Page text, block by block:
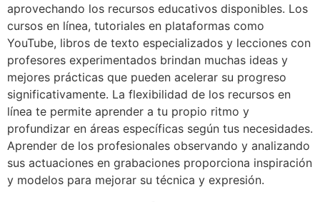
aprovechando los recursos educativos disponibles. Los
cursos en línea, tutoriales en plataformas como
YouTube, libros de texto especializados y lecciones con
profesores experimentados brindan muchas ideas y
mejores prácticas que pueden acelerar su progreso
significativamente. La flexibilidad de los recursos en
línea te permite aprender a tu propio ritmo y
profundizar en áreas específicas según tus necesidades.
Aprender de los profesionales observando y analizando
sus actuaciones en grabaciones proporciona inspiración
y modelos para mejorar su técnica y expresión.